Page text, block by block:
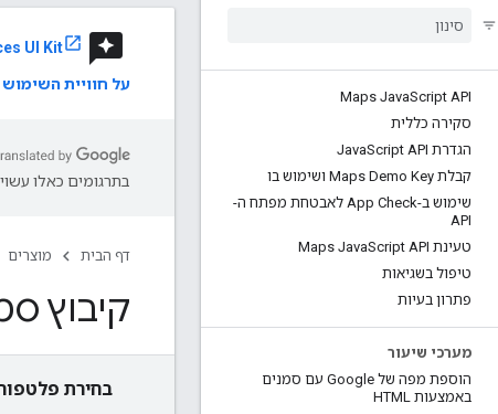
Maps JavaScript API
סקירה כללית
הגדרת Java Script API
קבלת Maps Demo Key ושימוש בו
שימוש ב-App Check לאבטחת מפתח ה-
API
טעינת Maps Java Script API
טיפול בשגיאות
פתרון בעיות
מערכי שיעור
הוספת מפה של Google עם סמנים
באמצעות HTML
reviews
UI Kit
על חוויית
בתרגומים כאלו
דף הבית מוצרים
קיבוץ
בחירת